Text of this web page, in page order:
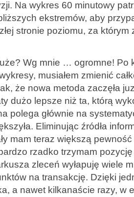
Na wykres 60 minutowy
ekstremów, aby
stronie poziomu, za którym
Wg mnie … ogromne! Po
musiałem zmienić
że nowa metoda zaczęła
dużo lepsze niż ta, którą
polega głównie na
Eliminując źródła
mam teraz większą
rzadko trzymam pozycję
zleceń wyłapuję wiele
na transakcję. Dzięki
a nawet kilkanaście razy, w